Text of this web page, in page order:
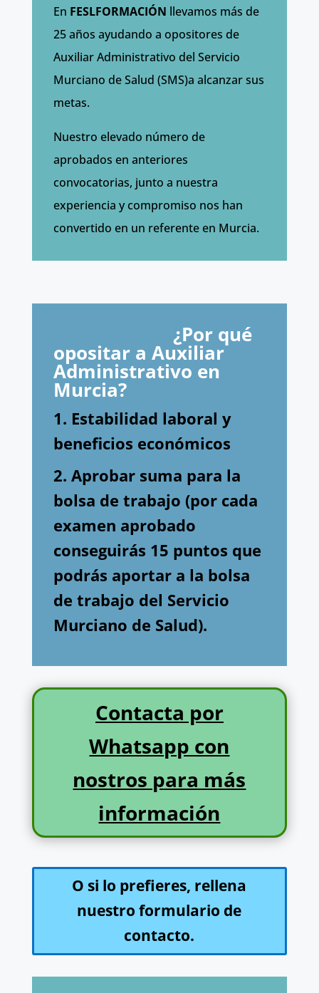
En FESLFORMACIÓN llevamos más de
25 años ayudando a opositores de
Auxiliar Administrativo del Servicio
Murciano de Salud (SMS)a alcanzar sus
metas.
Nuestro elevado número de
aprobados en anteriores
convocatorias, junto a nuestra
experiencia y compromiso nos han
convertido en un referente en Murcia.
¿Por qué
opositar a Auxiliar
Administrativo en
Murcia?
1. Estabilidad laboral y
beneficios económicos
2. Aprobar suma para la
bolsa de trabajo (por cada
examen aprobado
conseguirás 15 puntos que
podrás aportar a la bolsa
de trabajo del Servicio
Murciano de Salud).
Contacta por
Whatsapp con
nostros para más
información
O si lo prefieres, rellena
nuestro formulario de
contacto.